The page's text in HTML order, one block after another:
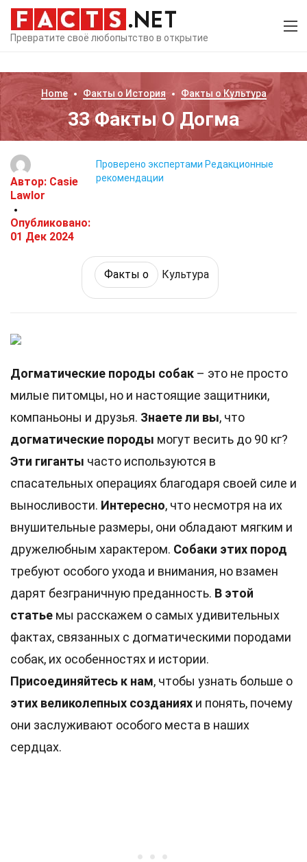
Превратите своё любопытство в открытие
Home Факты о История Факты оКультура
33 Факты О Догма
Автор: Casie
Lawlor
Опубликовано:
01 Дек 2024
Проверено экспертами Редакционные
рекомендации
Факты о Культура
Догматические породы собак – это не просто
милые питомцы, но и настоящие защитники,
компаньоны и друзья. Знаете ли вы, что
догматические породы могут весить до 90 кг?
Эти гиганты часто используются в
спасательных операциях благодаря своей силе и
выносливости. Интересно, что несмотря на их
внушительные размеры, они обладают мягким и
дружелюбным характером. Собаки этих пород
требуют особого ухода и внимания, но взамен
дарят безграничную преданность. В этой
статье мы расскажем о самых удивительных
фактах, связанных с догматическими породами
собак, их особенностях и истории.
Присоединяйтесь к нам, чтобы узнать больше о
этих великолепных созданиях и понять, почему
они заслуживают особого места в наших
сердцах.